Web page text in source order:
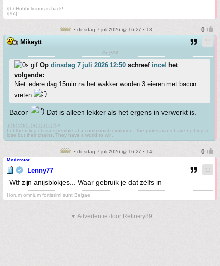
\[b\]Hobbelicious is back!
\[/b\]
• dinsdag 7 juli 2026 @ 16:27 • 13
Mikeytt
Any/All
Op dinsdag 7 juli 2026 12:50 schreef incel
het
volgende:
Niet iedere dag 15min na het wakker worden 3 eieren met bacon
vreten
Bacon Dat is alleen lekker als het ergens in verwerkt is.
🇨🇳🇻🇳🇱🇦🇨🇺🇰🇵☭
Let the ruling classes tremble at a communist revolution. The proletarians have nothing to
lose but their chains. They have a world to win.
• dinsdag 7 juli 2026 @ 16:27 • 14
Moderator
Lenny77
Wtf zijn anijsblokjes... Waar gebruik je dat zélfs in
Horum omnium fortissimi sunt Belgae
▼ Advertentie door Refinery89